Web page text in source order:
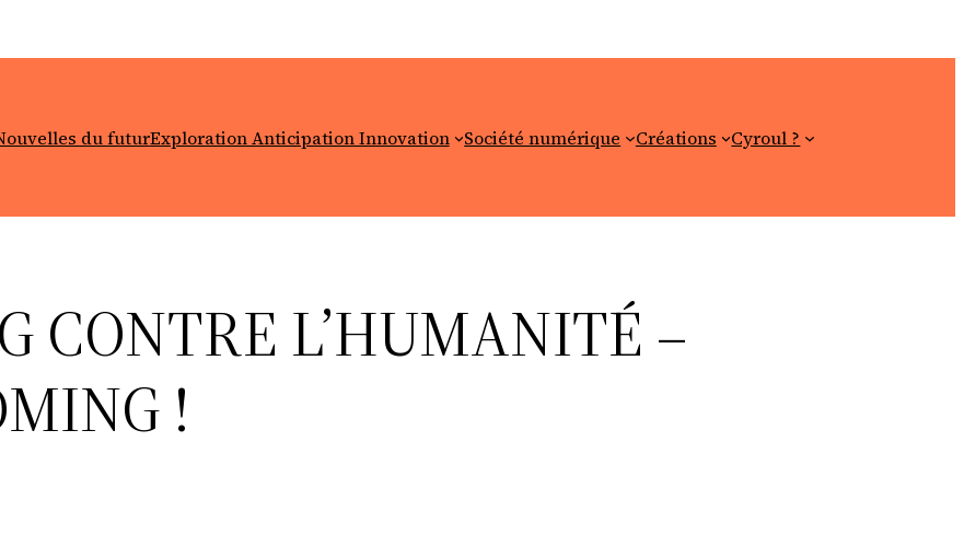
du futurExploration Anticipation Innovation Société numérique Créations Cyroul ?
CONTRE L’HUMANITÉ –
!